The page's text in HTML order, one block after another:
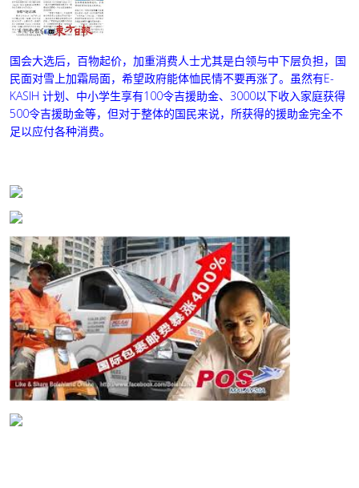
国会大选后，百物起价，加重消费人士尤其是白领与中下层负担，国
民面对雪上加霜局面，希望政府能体恤民情不要再涨了。虽然有E-
KASIH 计划、中小学生享有100令吉援助金、3000以下收入家庭获得
500令吉援助金等，但对于整体的国民来说，所获得的援助金完全不
足以应付各种消费。